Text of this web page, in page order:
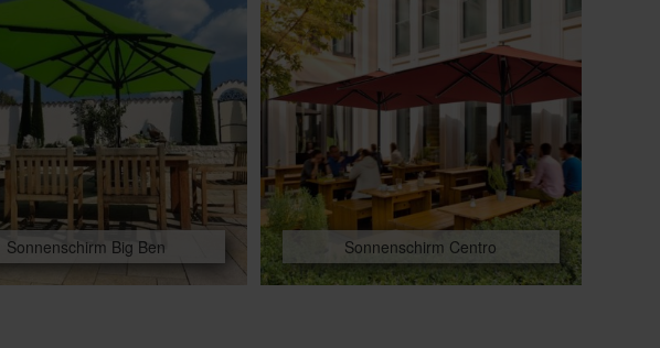
Sonnenschirm Big Ben Sonnenschirm Centro